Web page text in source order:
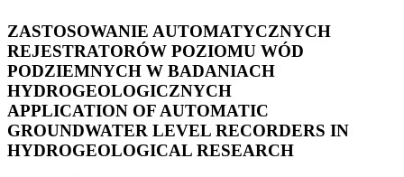
ZASTOSOWANIE AUTOMATYCZNYCH
REJESTRATORÓW POZIOMU WÓD
PODZIEMNYCH W BADANIACH
HYDROGEOLOGICZNYCH
APPLICATION OF AUTOMATIC
GROUNDWATER LEVEL RECORDERS IN
HYDROGEOLOGICAL RESEARCH